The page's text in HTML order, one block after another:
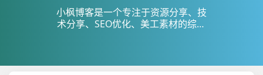
小枫博客是一个专注于资源分享、技
术分享、SEO优化、美工素材的综合